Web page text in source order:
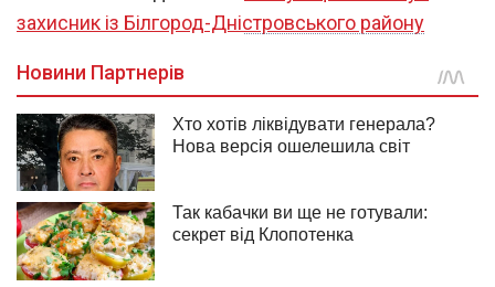
захисник із Білгород-Дністровського району